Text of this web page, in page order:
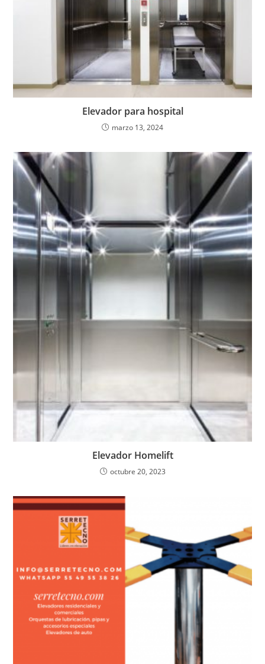
Elevador para hospital
marzo 13, 2024
Elevador Homelift
octubre 20, 2023